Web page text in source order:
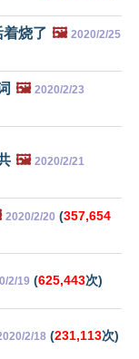
烧了 🖼️ 2020/2/25
🖼️ 2020/2/23
🖼️ 2020/2/21
2020/2/20 (357,654
2/19 (625,443次)
2/18 (231,113次)